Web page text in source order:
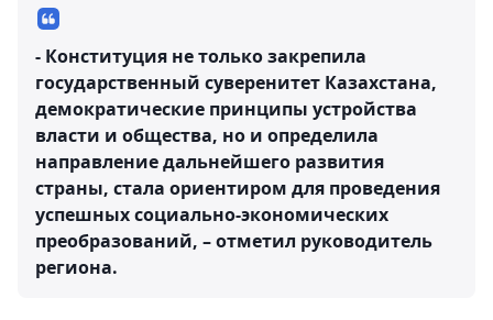
- Конституция не только закрепила
государственный суверенитет Казахстана,
демократические принципы устройства
власти и общества, но и определила
направление дальнейшего развития
страны, стала ориентиром для проведения
успешных социально-экономических
преобразований, – отметил руководитель
региона.